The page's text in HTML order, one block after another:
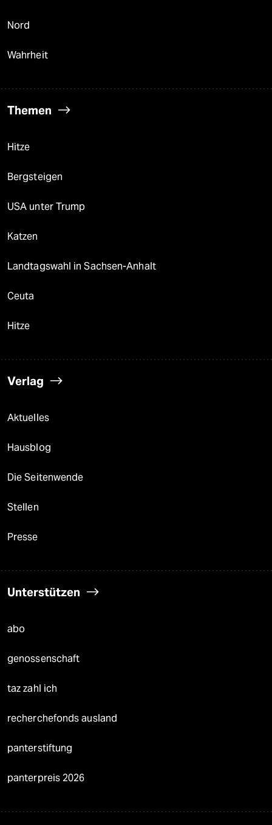
Nord
Wahrheit
Themen
Hitze
Bergsteigen
USA unter Trump
Katzen
Landtagswahl in Sachsen-Anhalt
Ceuta
Hitze
Verlag
Aktuelles
Hausblog
Die Seitenwende
Stellen
Presse
Unterstützen
abo
genossenschaft
taz zahl ich
recherchefonds ausland
panterstiftung
panterpreis 2026